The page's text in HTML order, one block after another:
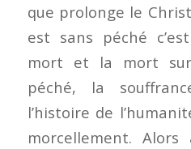
que prolonge le
est sans péché
mort et la mort
péché, la
l’histoire de
morcellement.